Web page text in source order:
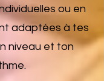
ou en
adaptées à tes
niveau et ton